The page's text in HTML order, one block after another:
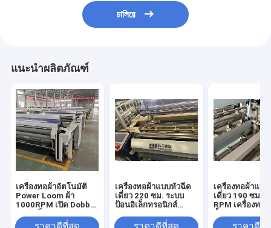
চালিয়ে
แนะนำผลิตภัณฑ์
เครื่องทอผ้าอัตโนมัติ
Power Loom ผ้า
1000RPM เปิด Dobby
เครื่องทอผ้าแบบหัวฉีด
เดี่ยว 220 ซม. ระบบ
ป้อนอิเล็กทรอนิกส์
เครื่องทอผ้าแบ
เดี่ยว 190 ซม.
RPM เครื่องทอ